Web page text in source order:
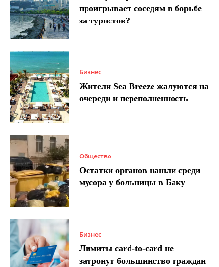
проигрывает соседям в борьбе
за туристов?
Бизнес
Жители Sea Breeze жалуются на
очереди и переполненность
Общество
Остатки органов нашли среди
мусора у больницы в Баку
Бизнес
Лимиты card-to-card не
затронут большинство граждан